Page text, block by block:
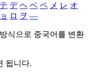
テ デ ヘ ベ ペ メ レ オ
ョ ロ ヲ ―
식으로 중국어를 변환
됩니다.